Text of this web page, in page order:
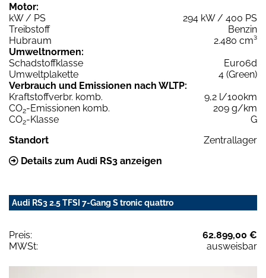
Motor:
kW / PS
294 kW / 400 PS
Treibstoff
Benzin
Hubraum
2.480 cm³
Umweltnormen:
Schadstoffklasse
Euro6d
Umweltplakette
4 (Green)
Verbrauch und Emissionen nach WLTP:
Kraftstoffverbr. komb.
9,2 l/100km
CO2-Emissionen komb.
209 g/km
CO2-Klasse
G
Standort
Zentrallager
Details zum Audi RS3 anzeigen
Audi RS3 2.5 TFSI 7-Gang S tronic quattro
Preis:
62.899,00 €
MWSt:
ausweisbar